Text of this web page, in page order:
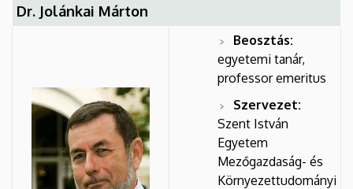
Dr. Jolánkai Márton
Beosztás:
egyetemi tanár,
professor emeritus
Szervezet:
Szent István
Egyetem
Mezőgazdaság- és
Környezettudományi